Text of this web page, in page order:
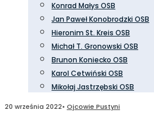
Konrad Małys OSB
Jan Paweł Konobrodzki OSB
Hieronim St. Kreis OSB
Michał T. Gronowski OSB
Brunon Koniecko OSB
Karol Cetwiński OSB
Mikołaj Jastrzębski OSB
20 września 2022• Ojcowie Pustyni